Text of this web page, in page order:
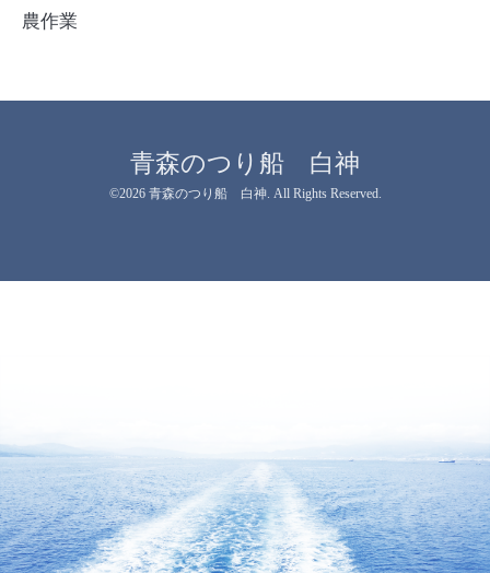
農作業
青森のつり船 白神
©2026 青森のつり船 白神. All Rights Reserved.